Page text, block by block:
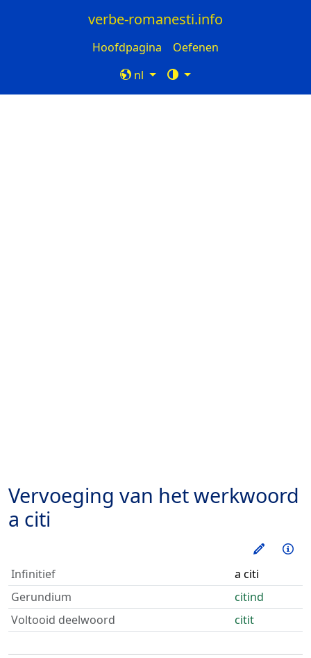
verbe-romanesti.info
Hoofdpagina
Oefenen
nl
Vervoeging van het werkwoord
a citi
Oefen
Infinitief
a citi
Gerundium
citind
Voltooid deelwoord
citit